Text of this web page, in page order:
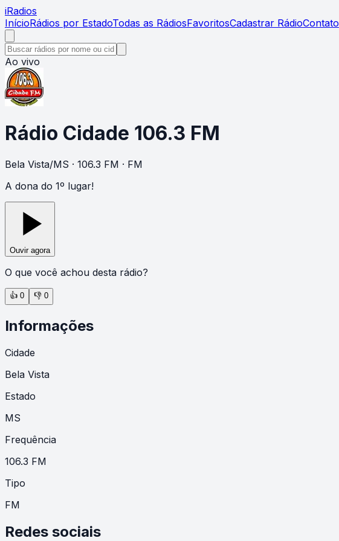
iRadios
InícioRádios por EstadoTodas as RádiosFavoritosCadastrar RádioContato
Ao vivo
Rádio Cidade 106.3 FM
Bela Vista/MS · 106.3 FM · FM
A dona do 1º lugar!
Ouvir agora
O que você achou desta rádio?
👍 0 👎 0
Informações
Cidade
Bela Vista
Estado
MS
Frequência
106.3 FM
Tipo
FM
Redes sociais